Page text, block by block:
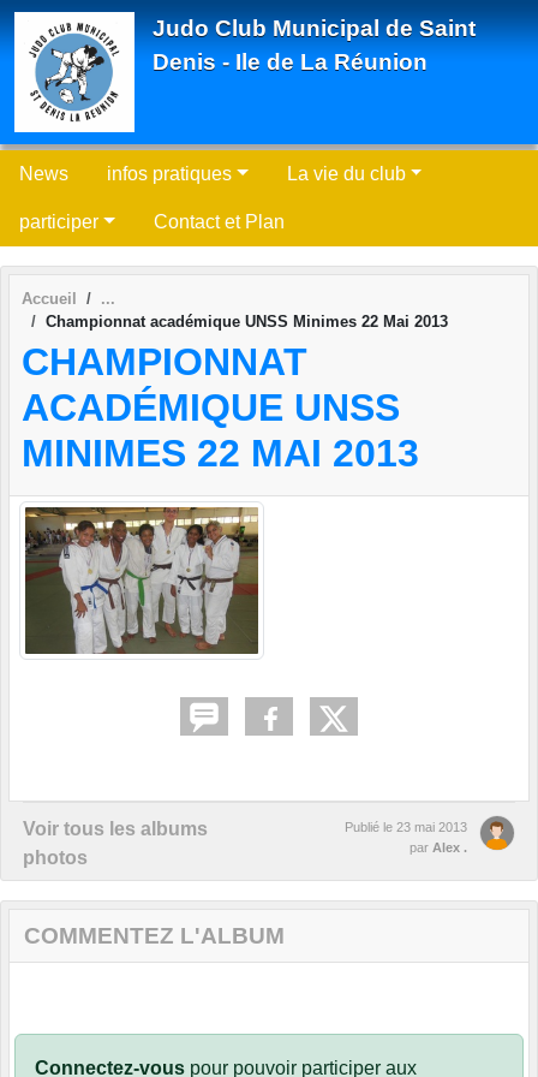
Judo Club Municipal de Saint
Denis - Ile de La Réunion
News infos pratiques La vie du club
participer Contact et Plan
Accueil
Championnat académique UNSS Minimes 22 Mai 2013
CHAMPIONNAT
ACADÉMIQUE UNSS
MINIMES 22 MAI 2013
Voir tous les albums
photos
Publié le 23 mai 2013
par Alex .
COMMENTEZ L'ALBUM
Connectez-vous pour pouvoir participer aux
Panneau de gestion des cookies